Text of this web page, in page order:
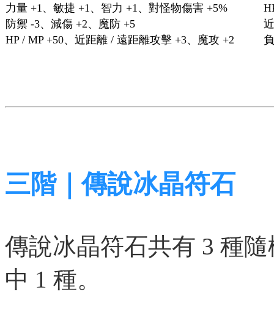
力量 +1、敏捷 +1、智力 +1、對怪物傷害 +5%
防禦 -3、減傷 +2、魔防 +5
HP / MP +50、近距離 / 遠距離攻擊 +3、魔攻 +2
三階｜傳說冰晶符石
傳說冰晶符石共有 3 種
中 1 種。